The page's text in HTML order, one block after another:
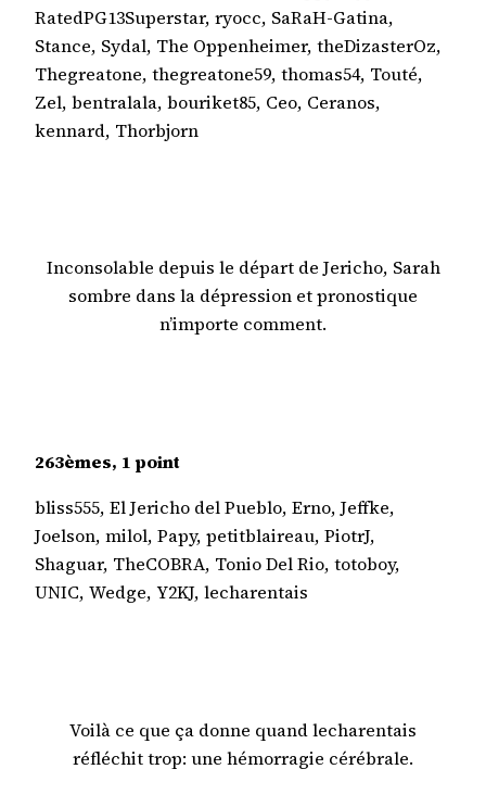
RatedPG13Superstar, ryocc, SaRaH-Gatina,
Stance, Sydal, The Oppenheimer, theDizasterOz,
Thegreatone, thegreatone59, thomas54, Touté,
Zel, bentralala, bouriket85, Ceo, Ceranos,
kennard, Thorbjorn
Inconsolable depuis le départ de Jericho, Sarah
sombre dans la dépression et pronostique
n’importe comment.
263èmes, 1 point
bliss555, El Jericho del Pueblo, Erno, Jeffke,
Joelson, milol, Papy, petitblaireau, PiotrJ,
Shaguar, TheCOBRA, Tonio Del Rio, totoboy,
UNIC, Wedge, Y2KJ, lecharentais
Voilà ce que ça donne quand lecharentais
réfléchit trop: une hémorragie cérébrale.